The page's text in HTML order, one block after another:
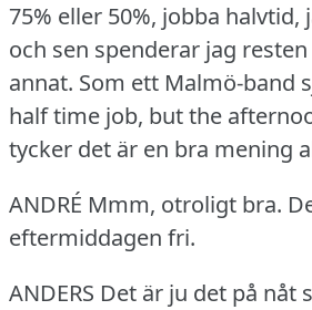
75% eller 50%, jobba halvtid,
och sen spenderar jag
annat. Som ett Malmö-band
half time job, but the
tycker det är en bra mening
ANDRÉ Mmm, otroligt bra.
eftermiddagen fri.
ANDERS Det är ju det på nåt